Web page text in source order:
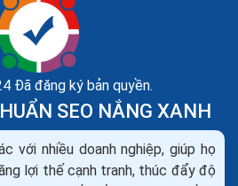
máy đếm tiền seo quảng cáo
Đã đăng ký bản quyền.
SEO NẮNG XANH
với nhiều doanh nghiệp, giúp họ
lợi thế cạnh tranh, thúc đẩy độ